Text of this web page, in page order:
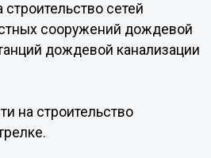
сетей
сооружений дождевой
дождевой канализации
на строительство